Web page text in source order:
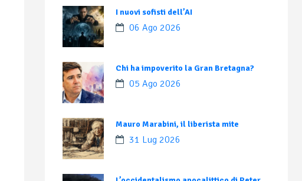
I nuovi sofisti dell’AI
06 Ago 2026
Chi ha impoverito la Gran Bretagna?
05 Ago 2026
Mauro Marabini, il liberista mite
31 Lug 2026